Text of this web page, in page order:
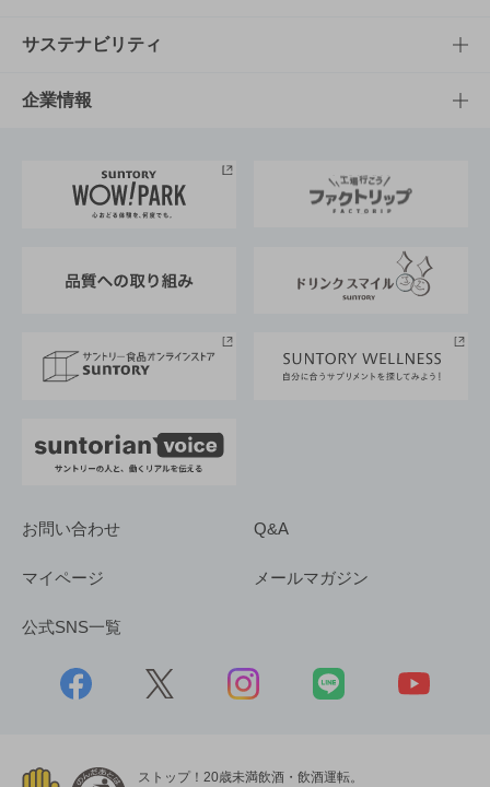
商品発売情報
栄養成分一覧
キャンペーン
工場見学
地域情報
文化・スポーツTOP
サントリーホール
サントリーサンバーズ大阪
サステナビリティ
サステナビリティTOP
サントリーが考えるサステナビリティ経営
企業情報
企業概要
採用情報
お問い合わせ Q&A
マイページ メールマガジン
公式SNS一覧
ストップ！20歳未満飲酒・飲酒運転。